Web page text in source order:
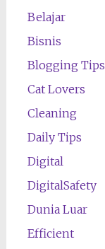
Belajar
Bisnis
Blogging Tips
Cat Lovers
Cleaning
Daily Tips
Digital
DigitalSafety
Dunia Luar
Efficient